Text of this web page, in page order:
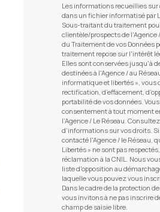
Les informations recueillies
dans un fichier informatisé par
Sous-traitant du traitement
clientèle/prospects de l'Agence
du Traitement de vos Données
traitement repose sur l'intérêt
Elles sont conservées jusqu'à
destinées à l'Agence / au
informatique et libertés », vous
rectification, d’effacement,
portabilité de vos données.
consentement à tout moment
l’Agence / Le Réseau.
d’informations sur vos droits.
contacté l'Agence / le Réseau,
Libertés » ne sont pas
réclamation à la CNIL. Nous
liste d'opposition au
laquelle vous pouvez vous
Dans le cadre de la protection
vous invitons à ne pas inscrire
champ de saisie libre.